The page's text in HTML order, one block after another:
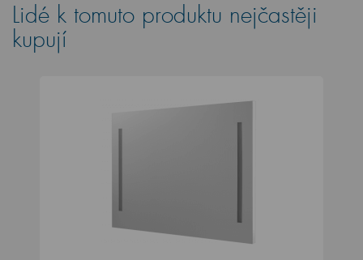
Lidé k tomuto produktu nejčastěji
kupují